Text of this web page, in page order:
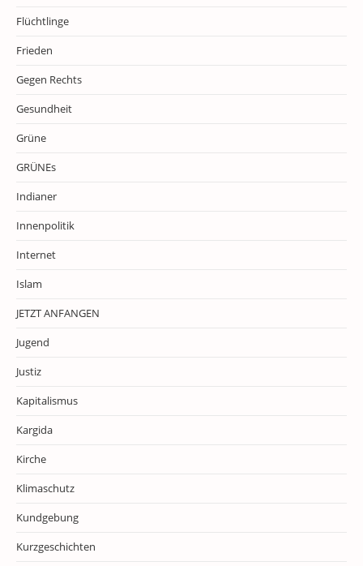
Flüchtlinge
Frieden
Gegen Rechts
Gesundheit
Grüne
GRÜNEs
Indianer
Innenpolitik
Internet
Islam
JETZT ANFANGEN
Jugend
Justiz
Kapitalismus
Kargida
Kirche
Klimaschutz
Kundgebung
Kurzgeschichten